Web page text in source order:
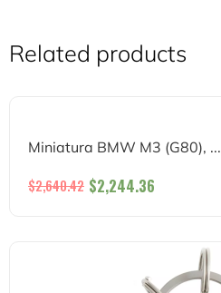
Related products
Miniatura BMW M3 (G80), ...
$2,640.42 $2,244.36